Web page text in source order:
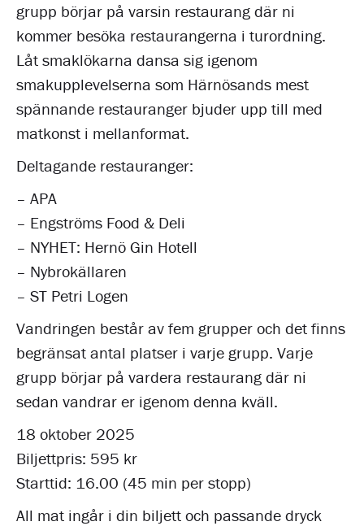
grupp börjar på varsin restaurang där ni
kommer besöka restaurangerna i turordning.
Låt smaklökarna dansa sig igenom
smakupplevelserna som Härnösands mest
spännande restauranger bjuder upp till med
matkonst i mellanformat.
Deltagande restauranger:
– APA
– Engströms Food & Deli
– NYHET: Hernö Gin Hotell
– Nybrokällaren
– ST Petri Logen
Vandringen består av fem grupper och det finns
begränsat antal platser i varje grupp. Varje
grupp börjar på vardera restaurang där ni
sedan vandrar er igenom denna kväll.
18 oktober 2025
Biljettpris: 595 kr
Starttid: 16.00 (45 min per stopp)
All mat ingår i din biljett och passande dryck